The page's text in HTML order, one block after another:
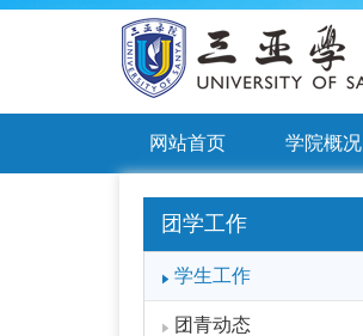
网站首页 学院概况
团学工作
学生工作
团青动态